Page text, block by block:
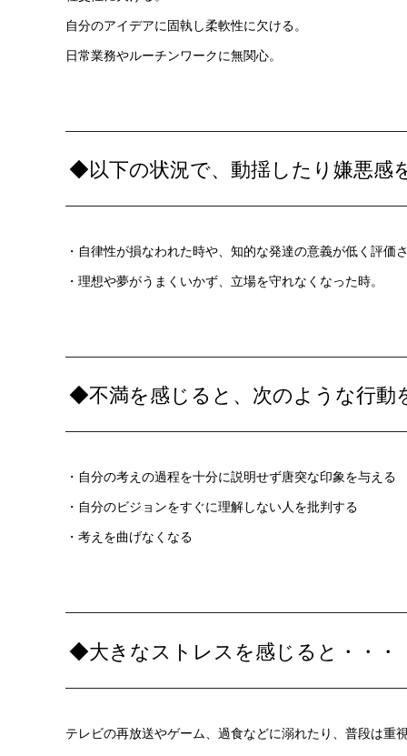
自分のアイデアに固執し柔軟性に欠ける。
日常業務やルーチンワークに無関心。
◆以下の状況で、動揺したり嫌悪感
・自律性が損なわれた時や、知的な発達の意義が低く評価さ
・理想や夢がうまくいかず、立場を守れなくなった時。
◆不満を感じると、次のような行動
・自分の考えの過程を十分に説明せず唐突な印象を与える
・自分のビジョンをすぐに理解しない人を批判する
・考えを曲げなくなる
◆大きなストレスを感じると・・・
テレビの再放送やゲーム、過食などに溺れたり、普段は重